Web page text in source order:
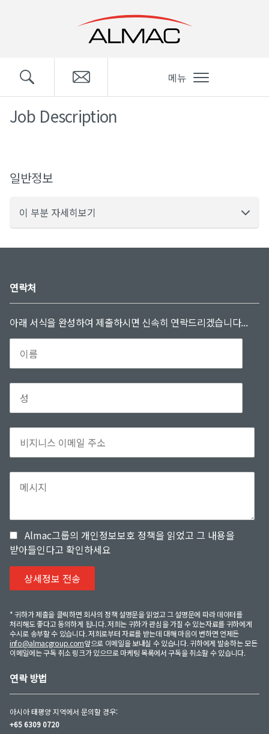
메뉴
Job Description
일반정보
이 부분 자세히보기
연락처
아래 서식을 완성하여 제출하시면 신속히 연락드리겠습니다...
Almac그룹의 개인정보보호 정책을 읽었고 그 내용을
받아들인다고 확인하세요
* 귀하가 제출을 클릭하면 회사의 정책 설명문을 읽었고 그 설명문에 따라 데이터를
처리해도 좋다고 동의하게 됩니다. 저희는 귀하가 관심을 가질 수 있는자료를 귀하에게
수시로 송부할 수 있습니다. 저희로부터 자료를 받는데 대해 마음이 변하면 언제든
info@almacgroup.com앞으로 이메일을 보내실 수 있습니다. 귀하에게 발송하는 모든
이메일에는 구독 취소 링크가 있으므로 마케팅 목록에서 구독을 취소할 수 있습니다.
연락 방법
아시아 태평양 지역에서 문의할 경우:
+65 6309 0720